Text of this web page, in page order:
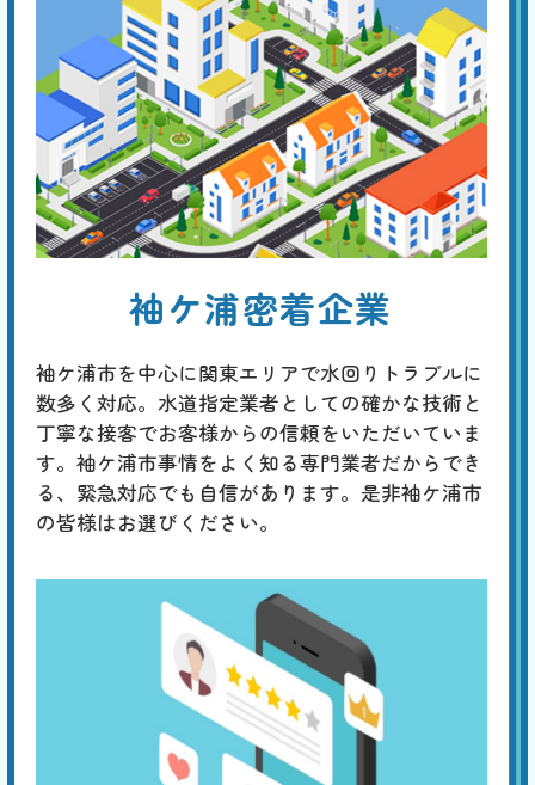
基本料
3,000円 W
EB
限
定
割
引
作業費
3,300 円
部品代
0円〜
合計 3,300 円〜
トイレタンクのレバーやボタンを押しても水が流れない場合は、内蔵フ
ィルターの目詰まり、ジャバラホースの異常、タンク内のボールタップ
の故障、ダイヤフラムの故障などが原因と考えられます。 先ずはタン
クのフタを開けて内部を点検し、どの部分が原因かを特定してくださ
い。
基本料
3,000 円 W
定
割
引
作業費
4,400
合計 4,400円〜
「チョロチョロ」「カラカラ」「シューシュー」はタンク内の部品の劣
化、「ゴボゴボ」「ゴー」「ブーン」は配管のつまりや劣化、「ゴンゴ
ン」「ガンッ」は水道管内圧力の急激な変化によるウォーターハンマー
現象、「コンコン」「カンカン」は冬場に発生する排水管の膨張などが
原因と考えられます。専門の業者による適切な対策が必要です。
袖ケ浦密着企業
袖ケ浦市を中心に関東エリアで水回りトラブルに
数多く対応。水道指定業者としての確かな技術と
丁寧な接客でお客様からの信頼をいただいていま
す。袖ケ浦市事情をよく知る専門業者だからでき
る、緊急対応でも自信があります。是非袖ケ浦市
の皆様はお選びください。